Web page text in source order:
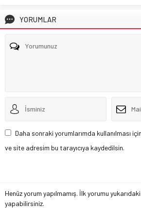
YORUMLAR
Daha sonraki yorumlarımda kullanılması
ve site adresim bu tarayıcıya kaydedilsin.
Henüz yorum yapılmamış. İlk yorumu
yapabilirsiniz.